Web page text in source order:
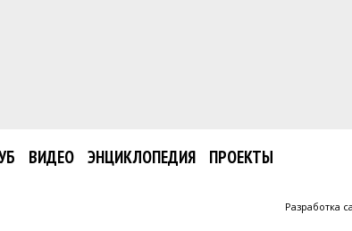
ВИДЕО ЭНЦИКЛОПЕДИЯ ПРОЕКТЫ
Разработка